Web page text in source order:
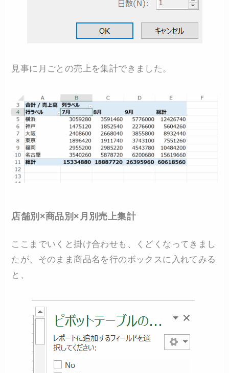
見事に月ごとの売上を集計できました。
店舗別×商品別×月別売上集計
ここまでいくと掛け合わせも、くどくなってきまし
たが、そのまま商品名を行のボックスに入れてみる
と、